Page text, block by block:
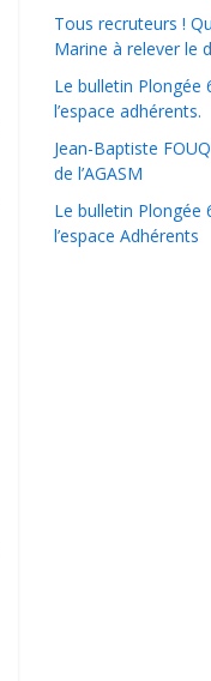
Tous recruteurs !
Marine à relever le
Le bulletin Plongée
l’espace adhérents.
Jean-Baptiste
de l’AGASM
Le bulletin Plongée
l’espace Adhérents